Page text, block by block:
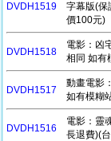
DVDH1519
字幕版(保
價100元)
DVDH1518
電影：凶
相同 如有
DVDH1517
動畫電影
如有模糊
DVDH1516
電影：靈
長退費)(